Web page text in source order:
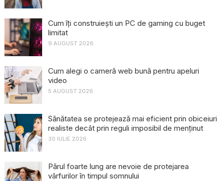
Cum îți construiești un PC de gaming cu buget
limitat
9 AUGUST 2026
Cum alegi o cameră web bună pentru apeluri
video
5 AUGUST 2026
Sănătatea se protejează mai eficient prin obiceiuri
realiste decât prin reguli imposibil de menținut
30 IULIE 2026
Părul foarte lung are nevoie de protejarea
vârfurilor în timpul somnului